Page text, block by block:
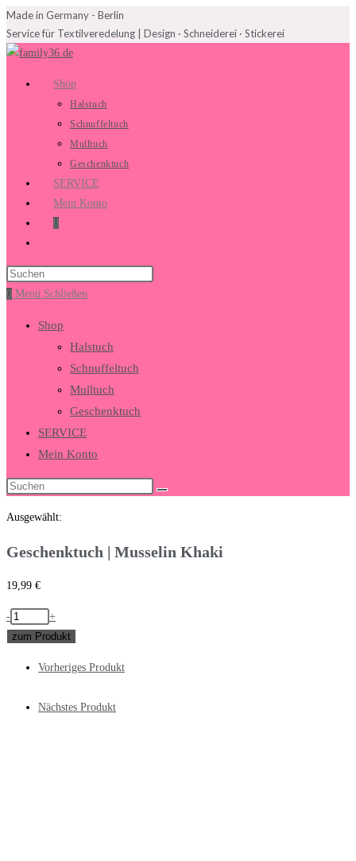
Made in Germany - Berlin
Service für Textilveredelung | Design · Schneiderei · Stickerei
Shop
Halstuch
Schnuffeltuch
Mulltuch
Geschenktuch
SERVICE
Mein Konto
0
0 Menü Schließen
Shop
Halstuch
Schnuffeltuch
Mulltuch
Geschenktuch
SERVICE
Mein Konto
Ausgewählt:
Geschenktuch | Musselin Khaki
19,99 €
-
+
zum Produkt
Vorheriges Produkt
Nächstes Produkt